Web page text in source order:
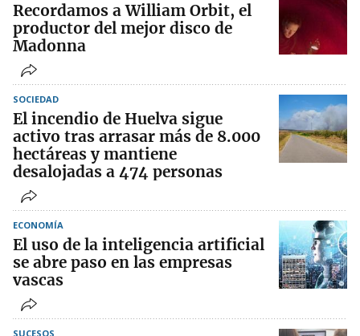
Recordamos a William Orbit, el
productor del mejor disco de
Madonna
SOCIEDAD
El incendio de Huelva sigue
activo tras arrasar más de 8.000
hectáreas y mantiene
desalojadas a 474 personas
ECONOMÍA
El uso de la inteligencia artificial
se abre paso en las empresas
vascas
SUCESOS